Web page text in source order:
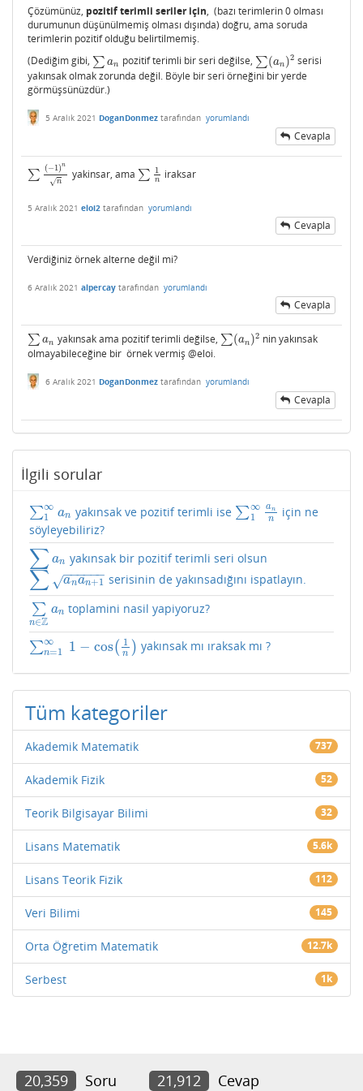
Çözümünüz, pozitif terimli seriler için, (bazı terimlerin 0 olması
durumunun düşünülmemiş olması dışında) doğru, ama soruda
terimlerin pozitif olduğu belirtilmemiş.
(Dediğim gibi, ∑ an
∑ an pozitif terimli bir seri değilse, ∑(an )2
∑( an)2
serisi
yakınsak olmak zorunda değil. Böyle bir seri örneğini bir yerde
görmüşsünüzdür.)
5 Aralık 2021 DoganDonmez tarafından yorumlandı
Cevapla
∑ (−1)n
n
√
∑ − 1)nn yakinsar, ama ∑ 1
n
∑1n iraksar
5 Aralık 2021 eloi2 tarafından yorumlandı
Cevapla
Verdiğiniz örnek alterne değil mi?
6 Aralık 2021 alpercay tarafından yorumlandı
Cevapla
∑ an
∑ an yakınsak ama pozitif terimli değilse, ∑(an )2
∑( an)2
nin yakınsak
olmayabileceğine bir örnek vermiş @eloi.
6 Aralık 2021 DoganDonmez tarafından yorumlandı
Cevapla
İlgili sorular
∑∞
1
an
∑ 1∞a n yakınsak ve pozitif terimli ise ∑∞
1
an
n
∑ 1∞a nn için ne
söyleyebiliriz?
∑ an
∑a yakınsak bir pozitif terimli seri olsun
∑ anan+1
− −
−−−−
√
∑a a n+1 serisinin de yakınsadığını ispatlayın.
∑
n∈Z
an
∑n∈Za n
toplamini nasil yapiyoruz?
∑∞
n=1 1 − cos( 1
n )
∑ n=1∞ 1− cos(1n) yakınsak mı ıraksak mı ?
Tüm kategoriler
Akademik Matematik 737
Akademik Fizik 52
Teorik Bilgisayar Bilimi 32
Lisans Matematik 5.6k
Lisans Teorik Fizik 112
Veri Bilimi 145
Orta Öğretim Matematik 12.7k
Serbest 1k
20,359 Soru 21,912 Cevap